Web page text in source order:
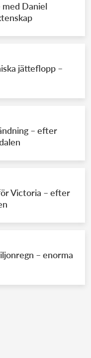
med Daniel
jätteflopp –
– efter
Victoria – efter
– enorma